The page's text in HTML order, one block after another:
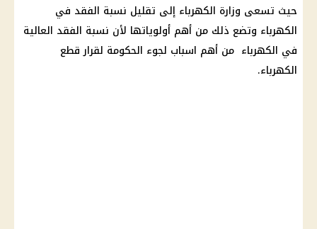
حيث تسعى وزارة الكهرباء إلى تقليل نسبة الفقد في
الكهرباء وتضع ذلك من أهم أولوياتها لأن نسبة الفقد العالية
في الكهرباء من أهم اسباب لجوء الحكومة لقرارقطع
الكهرباء.